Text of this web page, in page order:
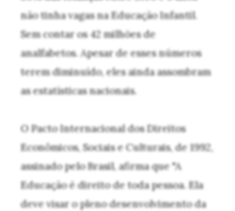
não tinha vagas na Educação Infantil.
Sem contar os 42 milhões de
analfabetos. Apesar de esses números
terem diminuído, eles ainda assombram
as estatísticas nacionais.
O Pacto Internacional dos Direitos
Econômicos, Sociais e Culturais, de 1992,
assinado pelo Brasil, afirma que "A
Educação é direito de toda pessoa. Ela
deve visar o pleno desenvolvimento da